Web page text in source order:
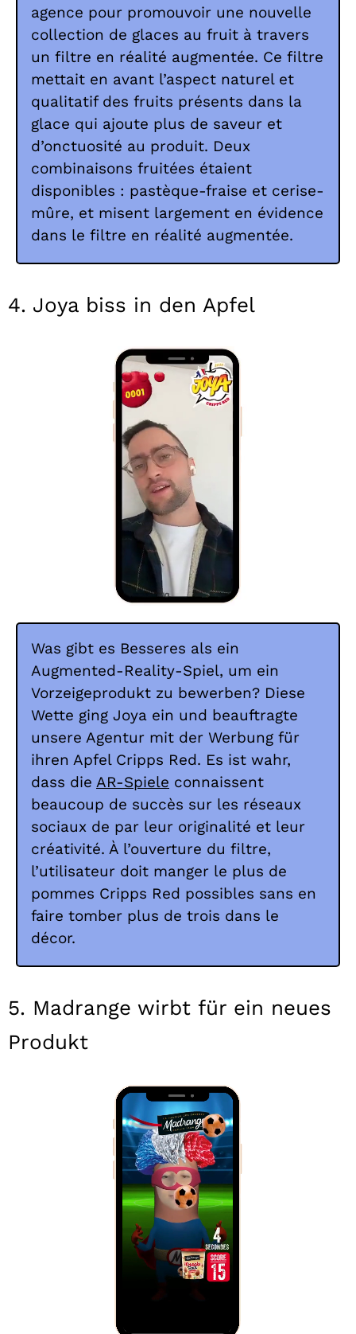
agence pour promouvoir une nouvelle
collection de glaces au fruit à travers
un filtre en réalité augmentée. Ce filtre
mettait en avant l’aspect naturel et
qualitatif des fruits présents dans la
glace qui ajoute plus de saveur et
d’onctuosité au produit. Deux
combinaisons fruitées étaient
disponibles : pastèque-fraise et cerise-
mûre, et misent largement en évidence
dans le filtre en réalité augmentée.
4. Joya biss in den Apfel
Was gibt es Besseres als ein
Augmented-Reality-Spiel, um ein
Vorzeigeprodukt zu bewerben? Diese
Wette ging Joya ein und beauftragte
unsere Agentur mit der Werbung für
ihren Apfel Cripps Red. Es ist wahr,
dass die AR-Spiele connaissent
beaucoup de succès sur les réseaux
sociaux de par leur originalité et leur
créativité. À l’ouverture du filtre,
l’utilisateur doit manger le plus de
pommes Cripps Red possibles sans en
faire tomber plus de trois dans le
décor.
5. Madrange wirbt für ein neues
Produkt